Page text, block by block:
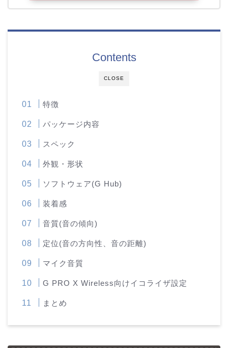
CLOSE
Contents
特徴
パッケージ内容
スペック
外観・形状
ソフトウェア(G Hub)
装着感
音質(音の傾向)
定位(音の方向性、音の距離)
マイク音質
G PRO X Wireless向けイコライザ設定
まとめ